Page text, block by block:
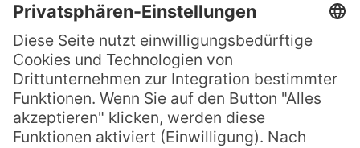
Ankunft der Buckelwale
Jedes Jahr im Juli kommen die Buckelwale
von ihrer langen Reise zurück in die